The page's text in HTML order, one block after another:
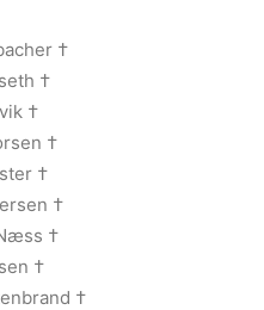
†
†
†
†
†
†
†
†
†